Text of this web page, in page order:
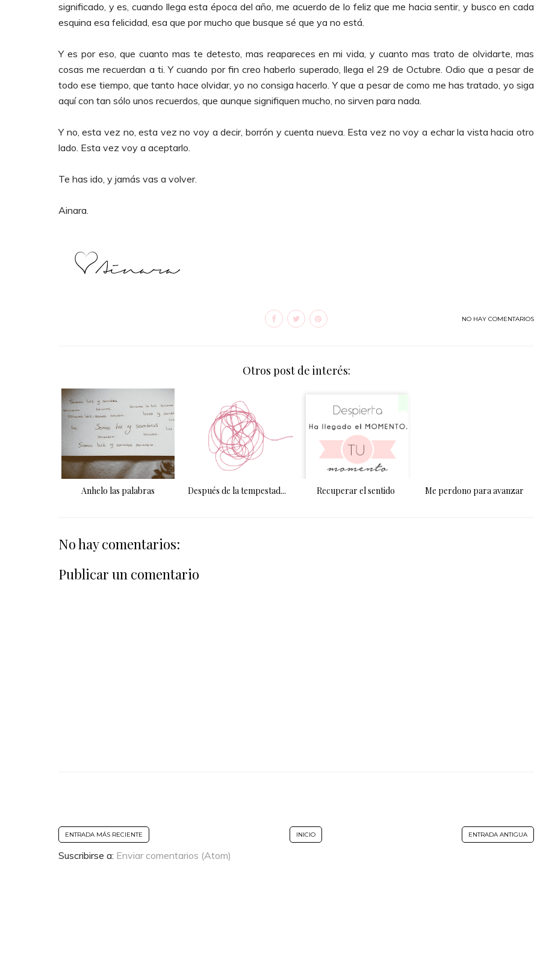
significado, y es, cuando llega esta época del año, me acuerdo de lo feliz que me hacia sentir, y busco en cada
esquina esa felicidad, esa que por mucho que busque sé que ya no está.
Y es por eso, que cuanto mas te detesto, mas reapareces en mi vida, y cuanto mas trato de olvidarte, mas
cosas me recuerdan a ti. Y cuando por fin creo haberlo superado, llega el 29 de Octubre. Odio que a pesar de
todo ese tiempo, que tanto hace olvidar, yo no consiga hacerlo. Y que a pesar de como me has tratado, yo siga
aquí con tan sólo unos recuerdos, que aunque signifiquen mucho, no sirven para nada.
Y no, esta vez no, esta vez no voy a decir, borrón y cuenta nueva. Esta vez no voy a echar la vista hacia otro
lado. Esta vez voy a aceptarlo.
Te has ido, y jamás vas a volver.
Ainara.
NO HAY COMENTARIOS
Otros post de interés:
Anhelo las palabras Después de la tempestad... Recuperar el sentido Me perdono para avanzar
No hay comentarios:
Publicar un comentario
ENTRADA MÁS RECIENTE ENTRADA ANTIGUA
INICIO
Suscribirse a: Enviar comentarios (Atom)